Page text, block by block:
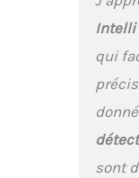
Intelli
qui
sont